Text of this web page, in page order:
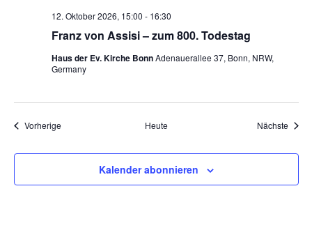
Franz von Assisi – zum 800. Todestag
12. Oktober 2026, 15:00 - 16:30
Haus der Ev. Kirche BonnAdenauerallee 37, Bonn, NRW,
Germany
VorherigeVeranstaltungen Heute Nächste
Kalender abonnieren